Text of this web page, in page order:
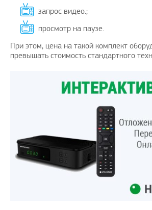
пост
| 10.3.2021
Рады предложить
оплатой зарубежных
AmigoPay.ru
запрос видео.;
просмотр на паузе.
При этом, цена на такой комплект
превышать стоимость стандартного